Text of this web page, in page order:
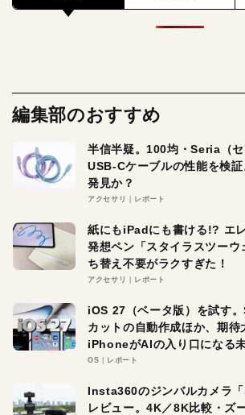
編集部のおすすめ
半信半疑。100均・Seria（
USB-Cケーブルの性能を検
発見か？
アクセサリ レポート
紙にもiPadにも書ける!? エ
発想ペン「スタイラスツーウ
ち替え不要がラクすぎた！
アクセサリ レポート
iOS 27（ベータ版）を試す
カットの自動作成ほか、期待
iPhoneがAIの入り口になる
OS レポート
Insta360のジンバルカメラ
レビュー。4K／8K比較・ズ